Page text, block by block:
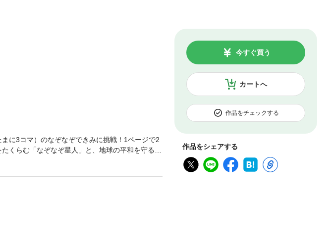
カートへ
今すぐ買う
作品をチェックする
作品をシェアする
に3コマ）のなぞなぞできみに挑戦！1ページで2
くらむ「なぞなぞ星人」と、地球の平和を守る
めてしまった！！ きみは8つのジャンルでなぞな